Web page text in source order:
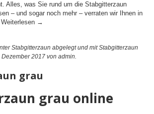
Alles, was Sie rund um die Stabgitterzaun
– und sogar noch mehr – verraten wir Ihnen in
Weiterlesen →
Stabgitterzaun abgelegt und mitStabgitterzaun
2017 von admin.
grau
grau online